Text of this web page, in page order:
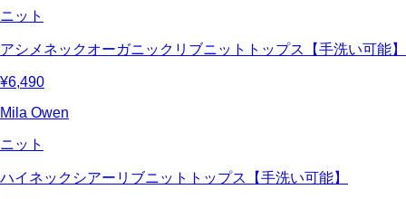
ニット
アシメネックオーガニックリブニットトップス【手洗い可能】
¥6,490
Mila Owen
ニット
ハイネックシアーリブニットトップス【手洗い可能】